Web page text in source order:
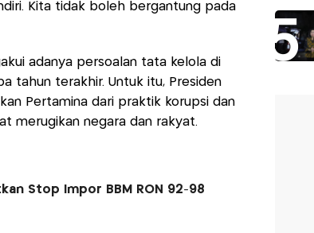
Kita tidak boleh bergantung pada
adanya persoalan tata kelola di
tahun terakhir. Untuk itu, Presiden
Pertamina dari praktik korupsi dan
merugikan negara dan rakyat.
Stop Impor BBM RON 92-98